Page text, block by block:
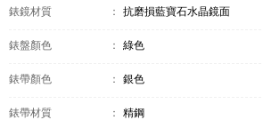
錶鏡材質 ： 抗磨損藍寶石水晶鏡面
錶盤顏色 ： 綠色
錶帶顏色 ： 銀色
錶帶材質 ： 精鋼